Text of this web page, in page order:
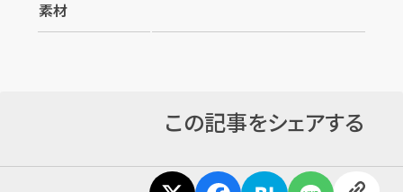
素材
この記事をシェアする